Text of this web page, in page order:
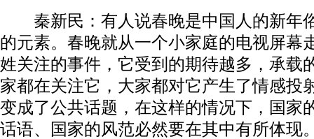
秦新民：有人说春晚是中国人的新年
的元素。春晚就从一个小家庭的电视屏幕
姓关注的事件，它受到的期待越多，承载
家都在关注它，大家都对它产生了情感投
变成了公共话题，在这样的情况下，国家
话语、国家的风范必然要在其中有所体现